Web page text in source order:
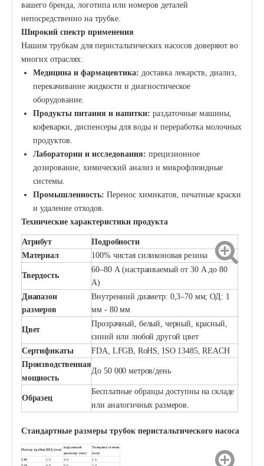
вашего бренда, логотипа или номеров деталей
непосредственно на трубке.
Широкий спектр применения
Нашим трубкам для перистальтических насосов доверяют во
многих отраслях:
Медицина и фармацевтика: доставка лекарств, диализ,
перекачивание жидкости и диагностическое
оборудование.
Продукты питания и напитки: раздаточные машины,
кофеварки, диспенсеры для воды и переработка молочных
продуктов.
Лаборатории и исследования: прецизионное
дозирование, химический анализ и микрофлюидные
системы.
Промышленность: Перенос химикатов, печатные краски
и удаление отходов.
Технические характеристики продукта
Атрибут Подробности
Материал 100% чистая силиконовая резина
Твердость
60–80 А (настраиваемый от 30 А до 80
А)
Диапазон
размеров
Внутренний диаметр: 0,3–70 мм; ОД: 1
мм - 80 мм
Цвет
Прозрачный, белый, черный, красный,
синий или любой другой цвет
Сертификаты
FDA, LFGB, RoHS, ISO 13485, REACH
Производственная
мощность
До 50 000 метров/день
Образец
Бесплатные образцы доступны на складе
или аналогичных размеров.
Стандартные размеры трубок перистальтического насоса
Номер трубки ШД (мм)
наружный
диаметр (мм)
Толщина стенки
(мм)
14#
1.6 4.8
1.6